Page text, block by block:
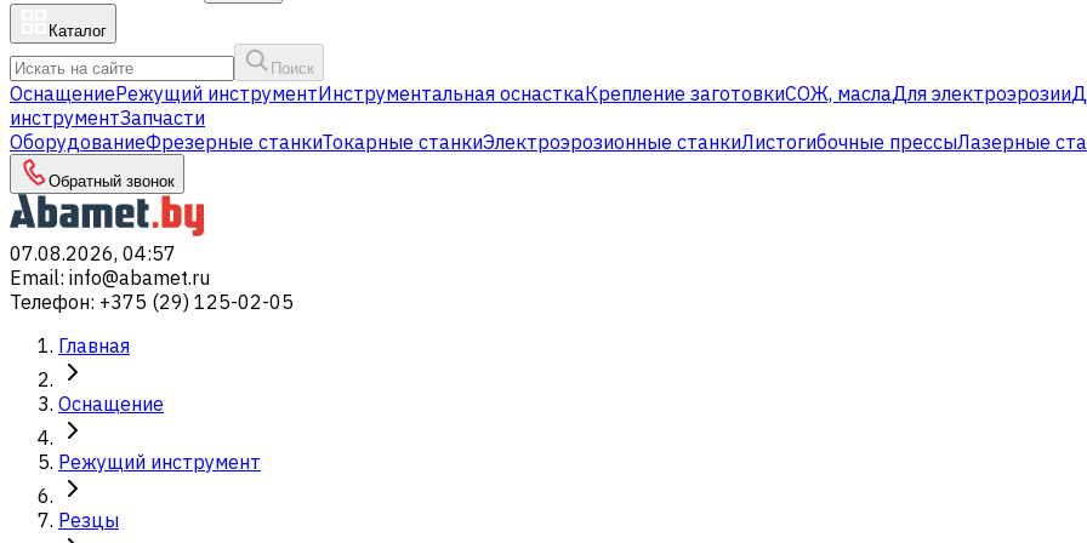
Каталог
Поиск
ОснащениеРежущий инструментИнструментальная оснасткаКрепление заготовкиСОЖ, маслаДля электроэрозии
инструментЗапчасти
ОборудованиеФрезерные станкиТокарные станкиЭлектроэрозионные станкиЛистогибочные прессыЛазерные
Обратный звонок
07.08.2026, 04:57
Email: info@abamet.ru
Телефон: +375 (29) 125-02-05
Главная
Оснащение
Режущий инструмент
Резцы